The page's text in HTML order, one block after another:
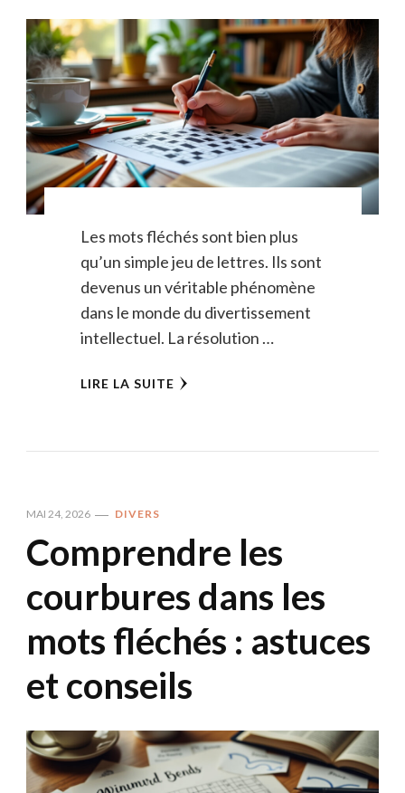
Les mots fléchés sont bien plus
qu’un simple jeu de lettres. Ils sont
devenus un véritable phénomène
dans le monde du divertissement
intellectuel. La résolution …
LIRE LA SUITE
MAI 24, 2026 DIVERS
Comprendre les
courbures dans les
mots fléchés : astuces
et conseils